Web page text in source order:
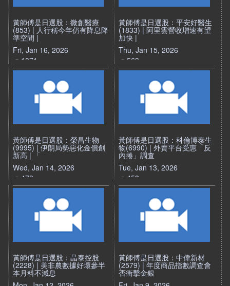
黃師傅是日選股：微創醫療
(853) | 人行稱今年仍有降息降
準空間 |
Fri, Jan 16, 2026
1071
黃師傅是日選股：平安好醫生
(1833) | 阿里雲營收增速有望
加快 |
Thu, Jan 15, 2026
563
黃師傅是日選股：榮昌生物
(9995) | 伊朗局勢惡化金價創
新高 | 「
Wed, Jan 14, 2026
473
黃師傅是日選股：科倫博泰生
物(6990) | 外賣平台受惠「反
內捲」調查
Tue, Jan 13, 2026
453
黃師傅是日選股：晶泰控股
(2228) | 美非農數據好壞參半
本月料不減息
黃師傅是日選股：中偉新材
(2579) | 年度商品指數調查會
否衝擊金銀